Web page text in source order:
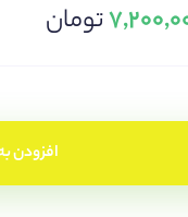
تومان
افزودن